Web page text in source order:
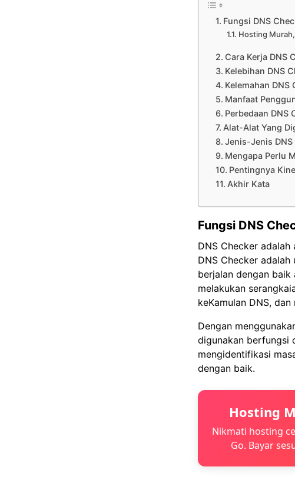
Fungsi DNS
Hosting
Cara Kerja DNS
Kelebihan DNS
Kelemahan DNS
Manfaat
Perbedaan DNS
Alat-Alat Yang
Jenis-Jenis DNS
Mengapa Perlu
Pentingnya
Akhir Kata
Fungsi DNS
DNS Checker
DNS Checker
berjalan dengan baik
melakukan
keKamulan DNS,
Dengan
digunakan berfungsi
mengidentifikasi
dengan baik.
Hosting
Nikmati hosting
Go. Bayar